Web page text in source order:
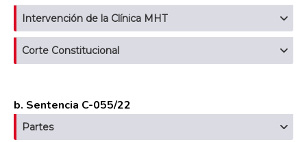
Intervención de la Clínica MHT
Corte Constitucional
b. Sentencia C-055/22
Partes